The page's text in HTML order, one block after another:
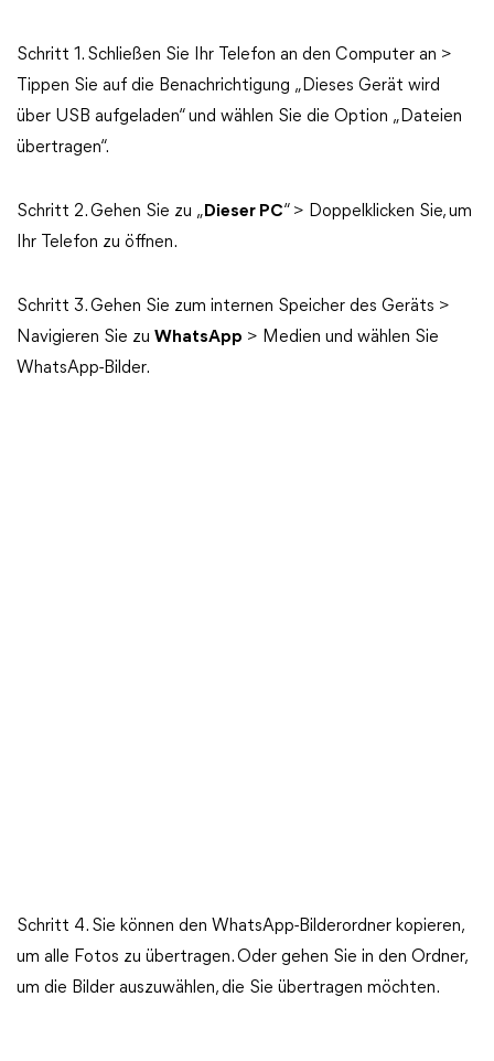
Schritt 1. Schließen Sie Ihr Telefon an den Computer an >
Tippen Sie auf die Benachrichtigung „Dieses Gerät wird
über USB aufgeladen“ und wählen Sie die Option „Dateien
übertragen“.
Schritt 2. Gehen Sie zu „ Dieser PC“ > Doppelklicken Sie, um
Ihr Telefon zu öffnen.
Schritt 3. Gehen Sie zum internen Speicher des Geräts >
Navigieren Sie zu WhatsApp > Medien und wählen Sie
WhatsApp-Bilder.
Schritt 4. Sie können den WhatsApp-Bilderordner kopieren,
um alle Fotos zu übertragen. Oder gehen Sie in den Ordner,
um die Bilder auszuwählen, die Sie übertragen möchten.